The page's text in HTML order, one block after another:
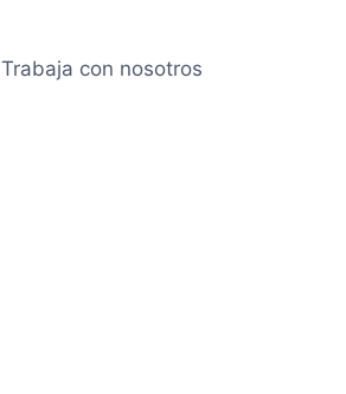
Trabaja con nosotros